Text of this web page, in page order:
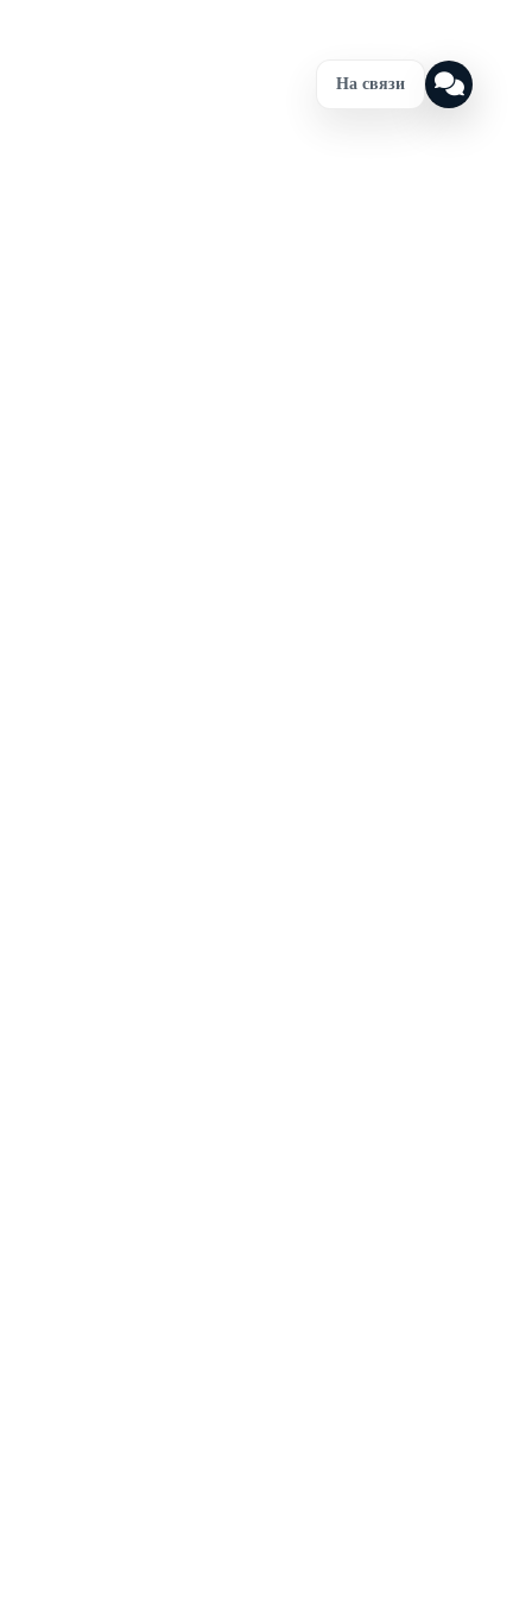
На связи